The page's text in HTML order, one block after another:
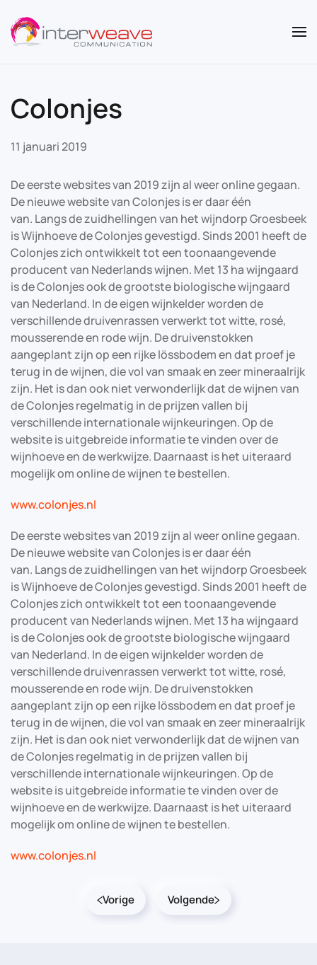
Overslaan en naar de inhoud gaan
Colonjes
11 januari 2019
De eerste websites van 2019 zijn al weer online gegaan.
De nieuwe website van Colonjes is er daar één
van. Langs de zuidhellingen van het wijndorp Groesbeek
is Wijnhoeve de Colonjes gevestigd. Sinds 2001 heeft de
Colonjes zich ontwikkelt tot een toonaangevende
producent van Nederlands wijnen. Met 13 ha wijngaard
is de Colonjes ook de grootste biologische wijngaard
van Nederland. In de eigen wijnkelder worden de
verschillende druivenrassen verwerkt tot witte, rosé,
mousserende en rode wijn. De druivenstokken
aangeplant zijn op een rijke lössbodem en dat proef je
terug in de wijnen, die vol van smaak en zeer mineraalrijk
zijn. Het is dan ook niet verwonderlijk dat de wijnen van
de Colonjes regelmatig in de prijzen vallen bij
verschillende internationale wijnkeuringen. Op de
website is uitgebreide informatie te vinden over de
wijnhoeve en de werkwijze. Daarnaast is het uiteraard
mogelijk om online de wijnen te bestellen.
www.colonjes.nl
De eerste websites van 2019 zijn al weer online gegaan.
De nieuwe website van Colonjes is er daar één
van. Langs de zuidhellingen van het wijndorp Groesbeek
is Wijnhoeve de Colonjes gevestigd. Sinds 2001 heeft de
Colonjes zich ontwikkelt tot een toonaangevende
producent van Nederlands wijnen. Met 13 ha wijngaard
is de Colonjes ook de grootste biologische wijngaard
van Nederland. In de eigen wijnkelder worden de
verschillende druivenrassen verwerkt tot witte, rosé,
mousserende en rode wijn. De druivenstokken
aangeplant zijn op een rijke lössbodem en dat proef je
terug in de wijnen, die vol van smaak en zeer mineraalrijk
zijn. Het is dan ook niet verwonderlijk dat de wijnen van
de Colonjes regelmatig in de prijzen vallen bij
verschillende internationale wijnkeuringen. Op de
website is uitgebreide informatie te vinden over de
wijnhoeve en de werkwijze. Daarnaast is het uiteraard
mogelijk om online de wijnen te bestellen.
www.colonjes.nl
Vorige Volgende